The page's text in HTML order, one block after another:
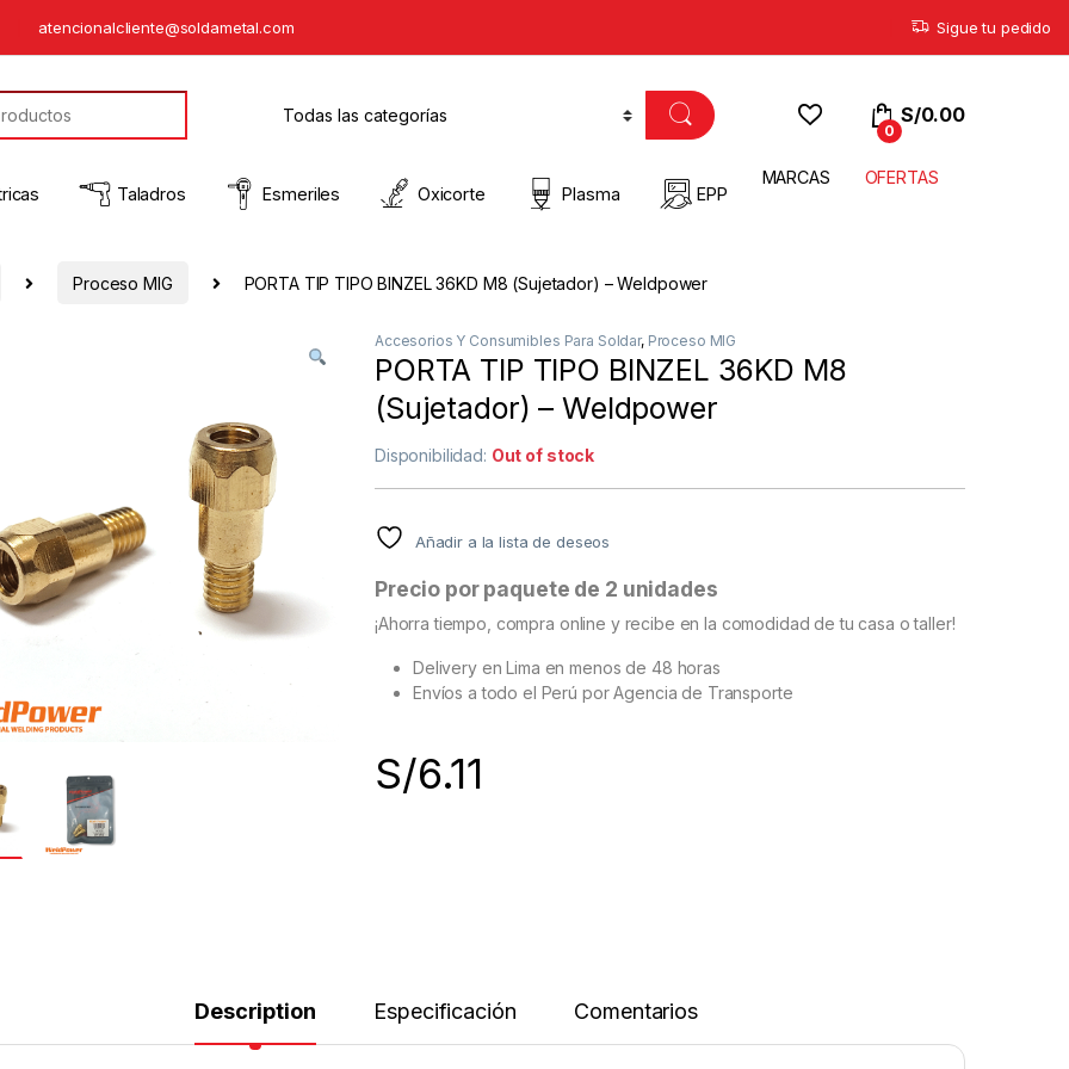
atencionalcliente@soldametal.com Sigue tu pedido
0
S/0.00
Taladros Esmeriles Oxicorte Plasma EPP
MARCAS OFERTAS
Proceso MIG PORTA TIP TIPO BINZEL 36KD M8 (Sujetador) – Weldpower
Accesorios Y Consumibles Para Soldar, Proceso MIG
PORTA TIP TIPO BINZEL 36KD M8
(Sujetador) – Weldpower
Disponibilidad: Out of stock
Añadir a la lista de deseos
Precio por paquete de 2 unidades
¡Ahorra tiempo, compra online y recibe en la comodidad de tu casa o taller!
Delivery en Lima en menos de 48 horas
Envíos a todo el Perú por Agencia de Transporte
S/6.11
Description Especificación Comentarios